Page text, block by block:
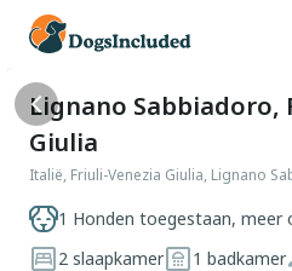
Lignano Sabbiadoro,
Giulia
Italië, Friuli-Venezia Giulia, Lignano
1 Honden toegestaan, meer
2 slaapkamer
1 badkamer